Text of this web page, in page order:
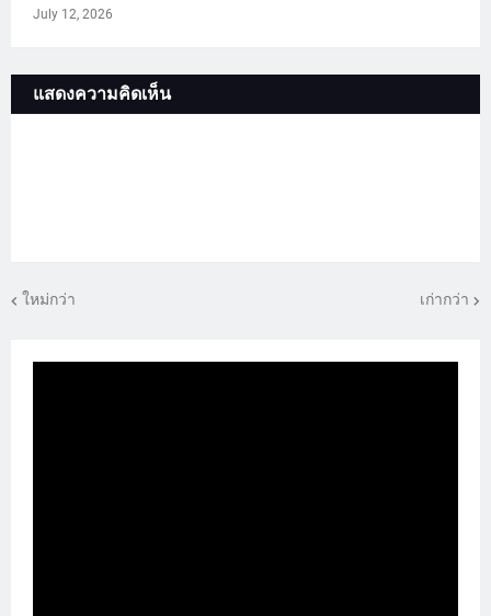
July 12, 2026
แสดงความคิดเห็น
ใหม่กว่า เก่ากว่า